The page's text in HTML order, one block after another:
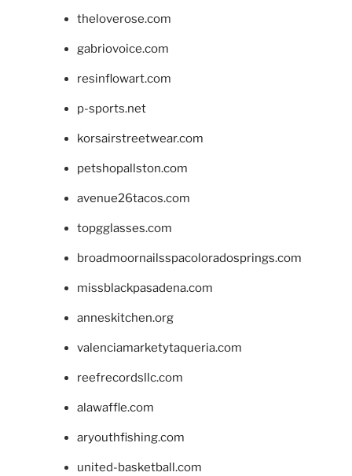
theloverose.com
gabriovoice.com
resinflowart.com
p-sports.net
korsairstreetwear.com
petshopallston.com
avenue26tacos.com
topgglasses.com
broadmoornailsspacoloradosprings.com
missblackpasadena.com
anneskitchen.org
valenciamarketytaqueria.com
reefrecordsllc.com
alawaffle.com
aryouthfishing.com
united-basketball.com